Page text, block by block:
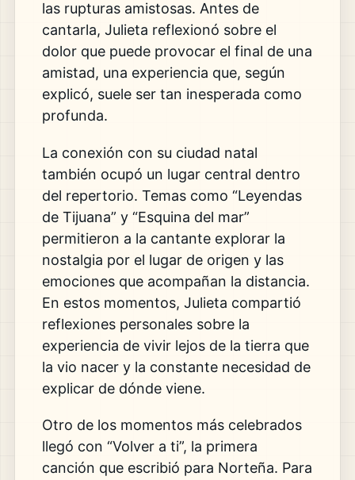
las rupturas amistosas. Antes de
cantarla, Julieta reflexionó sobre el
dolor que puede provocar el final de una
amistad, una experiencia que, según
explicó, suele ser tan inesperada como
profunda.
La conexión con su ciudad natal
también ocupó un lugar central dentro
del repertorio. Temas como “Leyendas
de Tijuana” y “Esquina del mar”
permitieron a la cantante explorar la
nostalgia por el lugar de origen y las
emociones que acompañan la distancia.
En estos momentos, Julieta compartió
reflexiones personales sobre la
experiencia de vivir lejos de la tierra que
la vio nacer y la constante necesidad de
explicar de dónde viene.
Otro de los momentos más celebrados
llegó con “Volver a ti”, la primera
canción que escribió para Norteña. Para